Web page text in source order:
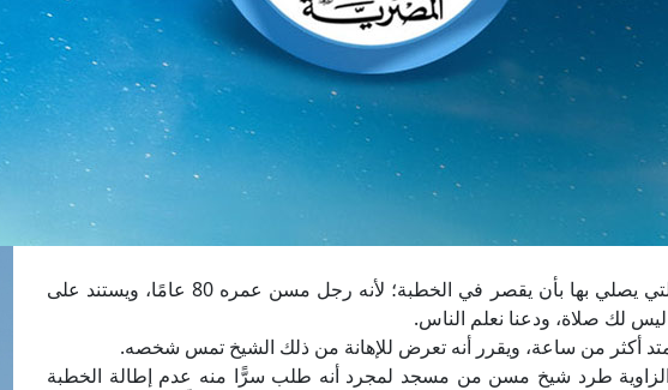
طلب السائل من خطيب الزاوية التي يصلي بها بأن يقصر في الخطبة؛ لأنه رجل مسن عمره 80 عامًا، ويستند على
لك صلاة، ودعنا نعلم الناس.
أكثر من ساعة، ويقرر أنه تعرض للإهانة من ذلك الشيخ تمس شخصه.
طرد شيخ مسن من مسجد لمجرد أنه طلب سرًّا منه عدم إطالة الخطبة